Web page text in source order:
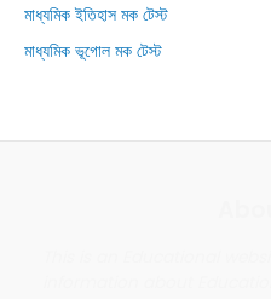
মাধ্যমিক ইতিহাস মক টেস্ট
মাধ্যমিক ভূগোল মক টেস্ট